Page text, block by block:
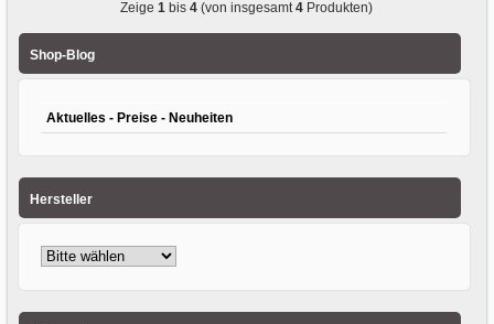
Zeige1 bis4 (von insgesamt4 Produkten)
Shop-Blog
Aktuelles - Preise - Neuheiten
Hersteller